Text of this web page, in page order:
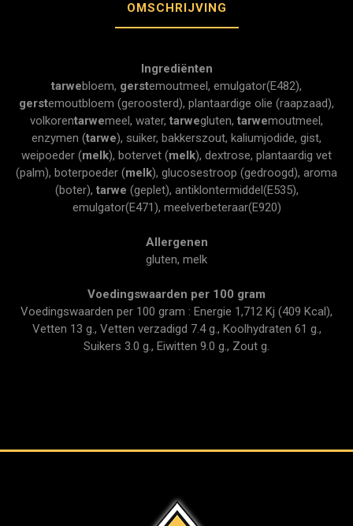
OMSCHRIJVING
Ingrediënten
tarwebloem, gerstemoutmeel, emulgator(E482),
gerstemoutbloem (geroosterd), plantaardige olie (raapzaad),
volkorentarwemeel, water, tarwegluten, tarwemoutmeel,
enzymen (tarwe), suiker, bakkerszout, kaliumjodide, gist,
weipoeder (melk), botervet (melk), dextrose, plantaardig vet
(palm), boterpoeder (melk), glucosestroop (gedroogd), aroma
(boter), tarwe (geplet), antiklontermiddel(E535),
emulgator(E471), meelverbeteraar(E920)
Allergenen
gluten, melk
Voedingswaarden per 100 gram
Voedingswaarden per 100 gram : Energie 1,712 Kj (409 Kcal),
Vetten 13 g., Vetten verzadigd 7.4 g., Koolhydraten 61 g.,
Suikers 3.0 g., Eiwitten 9.0 g., Zout g.